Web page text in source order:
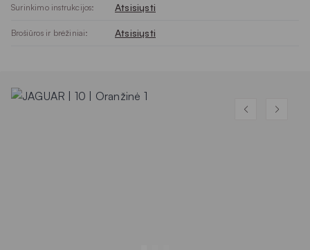
Surinkimo instrukcijos: Atsisiųsti
Brošiūros ir brėžiniai: Atsisiųsti